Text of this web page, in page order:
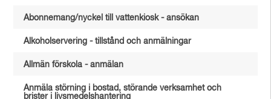
Abonnemang/nyckel till vattenkiosk - ansökan
Alkoholservering - tillstånd och anmälningar
Allmän förskola - anmälan
Anmäla störning i bostad, störande verksamhet och
brister i livsmedelshantering